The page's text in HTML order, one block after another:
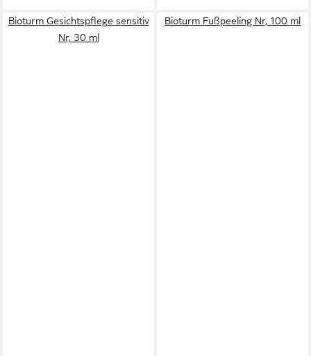
Bioturm Gesichtspflege sensitiv
Nr, 30 ml
Bioturm Fußpeeling Nr, 100 ml